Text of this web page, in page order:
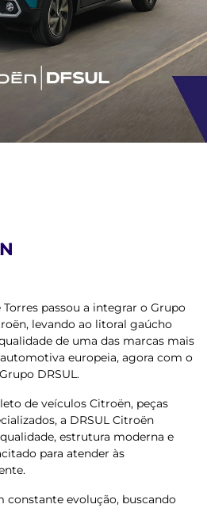
Torres passou a integrar o Grupo
levando ao litoral gaúcho
de uma das marcas mais
europeia, agora com o
DRSUL.
de veículos Citroën, peças
a DRSUL Citroën
estrutura moderna e
para atender às
constante evolução, buscando